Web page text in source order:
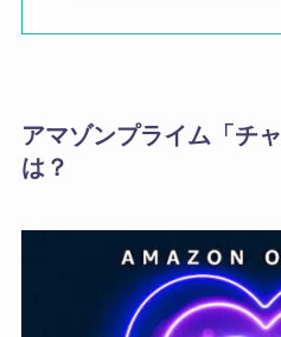
アマゾンプライム「チ
は？